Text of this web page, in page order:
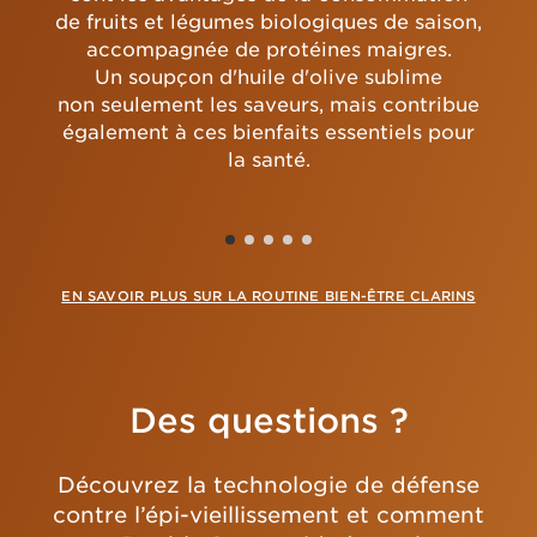
de fruits et légumes biologiques de saison,
accompagnée de protéines maigres.
Un soupçon d'huile d'olive sublime
non seulement les saveurs, mais contribue
également à ces bienfaits essentiels pour
la santé.
EN SAVOIR PLUS SUR LA ROUTINE BIEN-ÊTRE CLARINS
Des questions ?
Découvrez la technologie de défense
contre l’épi-vieillissement et comment